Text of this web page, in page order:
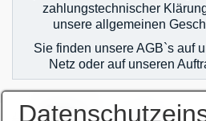
zahlungstechnischer
unsere allgemeinen
Sie finden unsere AGB`s auf
Netz oder auf unseren